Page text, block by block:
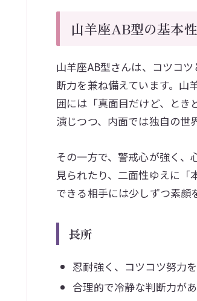
山羊座AB型の基本
山羊座AB型さんは、コツコ
断力を兼ね備えています。山
囲には「真面目だけど、とき
演じつつ、内面では独自の世
その一方で、警戒心が強く、
見られたり、二面性ゆえに
できる相手には少しずつ素顔
長所
忍耐強く、コツコツ努力
合理的で冷静な判断力が